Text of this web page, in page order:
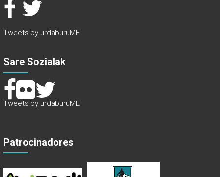
Tweets by urdaburuME
Sare Sozialak
Tweets by urdaburuME
Patrocinadores